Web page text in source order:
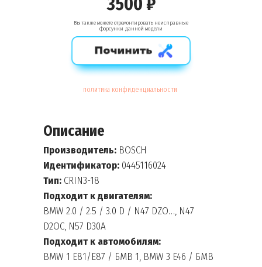
Вы также можете отремонтировать неисправные
форсунки данной модели
политика конфиденциальности
Производитель: BOSCH
Идентификатор: 0445116024
Тип: CRIN3-18
Подходит к двигателям:
BMW 2.0 / 2.5 / 3.0 D / N47 DZO…, N47
D2OC, N57 D30A
Подходит к автомобилям:
BMW 1 E81/E87 / БМВ 1, BMW 3 E46 / БМВ
Описание